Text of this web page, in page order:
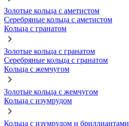
Золотые кольца с аметистом
Серебряные кольца с аметистом
Кольца с гранатом
Золотые кольца с гранатом
Серебряные кольца с гранатом
Кольца с жемчугом
Золотые кольца с жемчугом
Кольца с изумрудом
Кольца с изумрудом и бриллиантами